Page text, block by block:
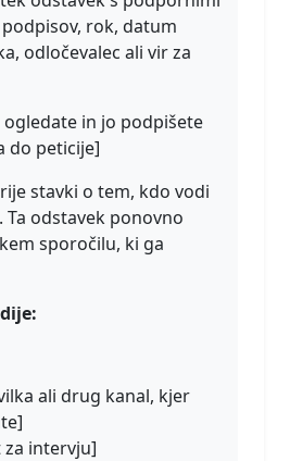
rok, datum
odločevalec ali vir za
ogledate in jo podpišete
do peticije]
stavki o tem, kdo vodi
Ta odstavek ponovno
sporočilu, ki ga
ali drug kanal, kjer
za intervju]